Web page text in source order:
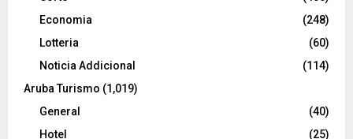
Economia
(248)
Lotteria
(60)
Noticia Addicional
(114)
Aruba Turismo (1,019)
General
(40)
Hotel
(25)